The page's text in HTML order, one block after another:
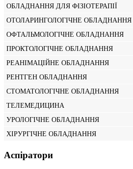
ОБЛАДНАННЯ ДЛЯ ФІЗІОТЕРАПІЇ
ОТОЛАРИНГОЛОГІЧНЕ ОБЛАДНАННЯ
ОФТАЛЬМОЛОГІЧНЕ ОБЛАДНАННЯ
ПРОКТОЛОГІЧНЕ ОБЛАДНАННЯ
РЕАНІМАЦІЙНЕ ОБЛАДНАННЯ
РЕНТГЕН ОБЛАДНАННЯ
СТОМАТОЛОГІЧНЕ ОБЛАДНАННЯ
ТЕЛЕМЕДИЦИНА
УРОЛОГІЧНЕ ОБЛАДНАННЯ
ХІРУРГІЧНЕ ОБЛАДНАННЯ
Аспіратори